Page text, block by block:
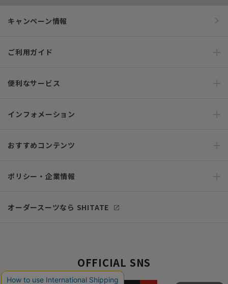
キャンペーン情報
ご利用ガイド
便利なサービス
インフォメーション
おすすめコンテンツ
ポリシー・企業情報
オーダースーツなら SHITATE
OFFICIAL SNS